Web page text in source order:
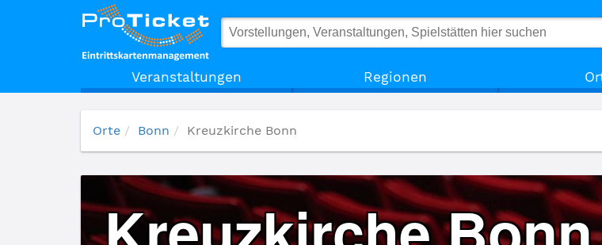
Veranstaltungen Regionen
Kreuzkirche Bonn
Orte Bonn Kreuzkirche Bonn